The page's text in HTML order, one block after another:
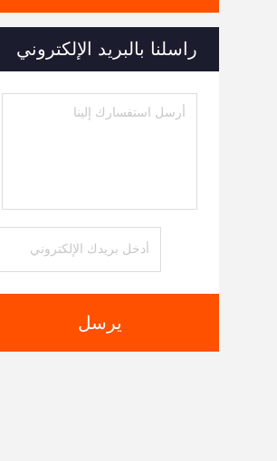
راسلنا بالبريد الإلكتروني
يرسل